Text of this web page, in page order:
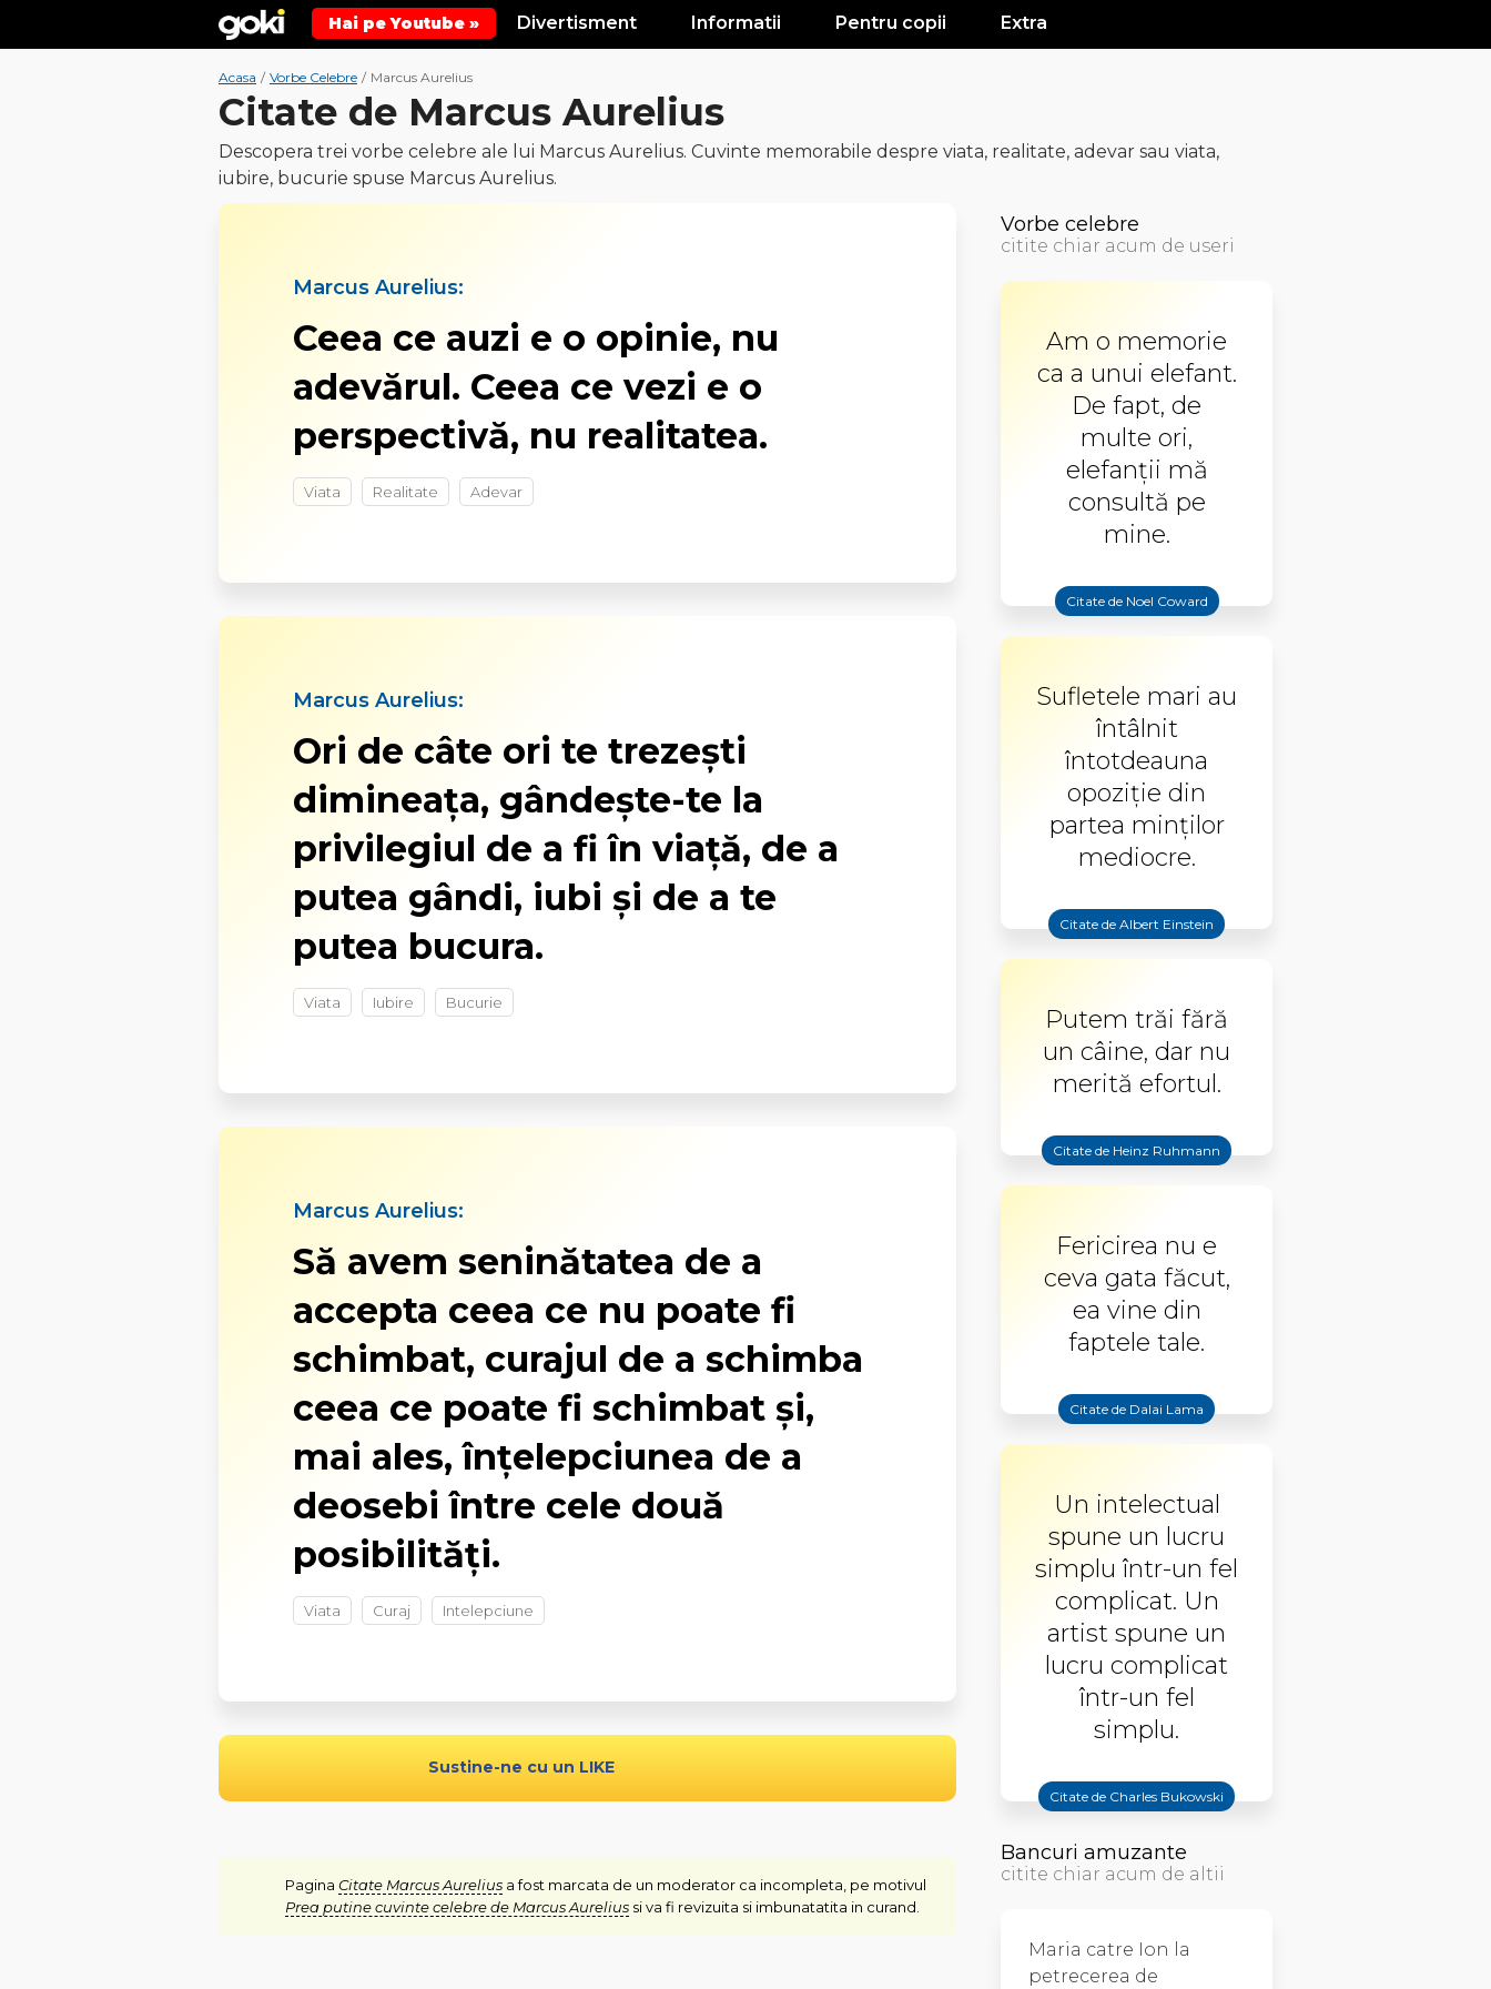
Hai pe Youtube » Divertisment Informatii Pentru copii Extra
Acasa / Vorbe Celebre / Marcus Aurelius
Citate de Marcus Aurelius
Descopera trei vorbe celebre ale lui Marcus Aurelius. Cuvinte memorabile despre viata, realitate, adevar sau viata,
iubire, bucurie spuse Marcus Aurelius.
Marcus Aurelius:
Ceea ce auzi e o opinie, nu
adevărul. Ceea ce vezi e o
perspectivă, nu realitatea.
Viata Realitate Adevar
Marcus Aurelius:
Ori de câte ori te trezești
dimineața, gândește-te la
privilegiul de a fi în viață, de a
putea gândi, iubi și de a te
putea bucura.
Viata Iubire Bucurie
Marcus Aurelius:
Să avem seninătatea de a
accepta ceea ce nu poate fi
schimbat, curajul de a schimba
ceea ce poate fi schimbat şi,
mai ales, înţelepciunea de a
deosebi între cele două
posibilități.
Viata Curaj Intelepciune
Sustine-ne cu un LIKE
Pagina Citate Marcus Aurelius a fost marcata de un moderator ca incompleta, pe motivul
Prea putine cuvinte celebre de Marcus Aurelius si va fi revizuita si imbunatatita in curand.
Vorbe celebre
citite chiar acum de useri
Am o memorie
ca a unui elefant.
De fapt, de
multe ori,
elefanţii mă
consultă pe
mine.
Citate de Noel Coward
Sufletele mari au
întâlnit
întotdeauna
opoziție din
partea minților
mediocre.
Citate de Albert Einstein
Putem trăi fără
un câine, dar nu
merită efortul.
Citate de Heinz Ruhmann
Fericirea nu e
ceva gata făcut,
ea vine din
faptele tale.
Citate de Dalai Lama
Un intelectual
spune un lucru
simplu într-un fel
complicat. Un
artist spune un
lucru complicat
într-un fel
simplu.
Citate de Charles Bukowski
Bancuri amuzante
citite chiar acum de altii
Maria catre Ion la
petrecerea de